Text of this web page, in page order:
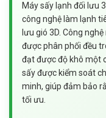
Máy sấy lạnh đối lưu
công nghệ làm lạnh
lưu gió 3D. Công
được phân phối đều
đạt được độ khô một
sấy được kiểm soát
minh, giúp đảm bảo
tối ưu.